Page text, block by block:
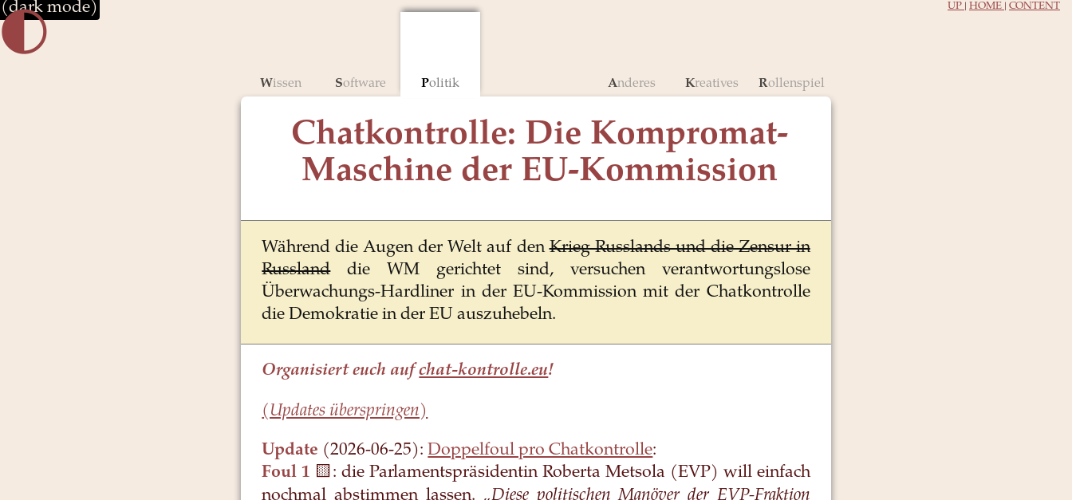
UP HOME CONTENT
Chatkontrolle: Die Kompromat-
Maschine der EU-Kommission
Wissen Software Politik Anderes Kreatives Rollenspiel
(dark mode)
Während die Augen der Welt auf denKrieg Russlands und die Zensur in
Russlanddie WM gerichtet sind, versuchen verantwortungslose
Überwachungs-Hardliner in der EU-Kommission mit der Chatkontrolle
die Demokratie in der EU auszuhebeln.
Organisiert euch aufchat-kontrolle.eu!
(Updates überspringen)
Update (2026-06-25): Doppelfoul pro Chatkontrolle:
Foul 1 🟨: die Parlamentspräsidentin Roberta Metsola (EVP) will einfach
nochmal abstimmen lassen. „Diese politischen Manöver der EVP-Fraktion